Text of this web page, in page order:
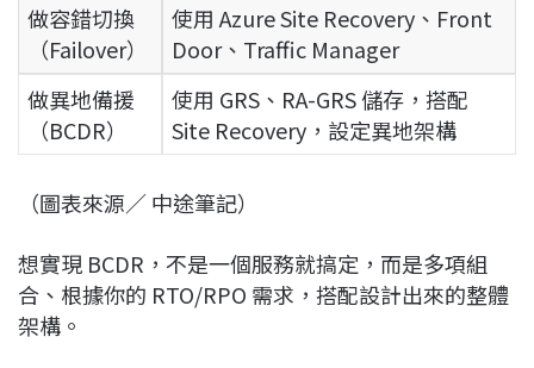
做容錯切換
（Failover）
使用 Azure Site Recovery、Front
Door、Traffic Manager
做異地備援
（BCDR）
使用 GRS、RA-GRS 儲存，搭配
Site Recovery，設定異地架構
（圖表來源／ 中途筆記）
想實現 BCDR，不是一個服務就搞定，而是多項組
合、根據你的 RTO/RPO 需求，搭配設計出來的整體
架構。